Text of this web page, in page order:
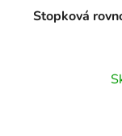
Stopková